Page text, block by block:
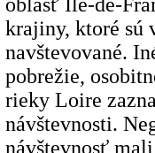
krajiny, ktoré sú
navštevované.
pobrežie,
rieky Loire
návštevnosti.
návštevnosť